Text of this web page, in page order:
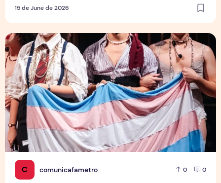
15 de June de 2026
C comunicafametro 0 0
Entre palcos e invisibilidade: Artistas trans em Manaus